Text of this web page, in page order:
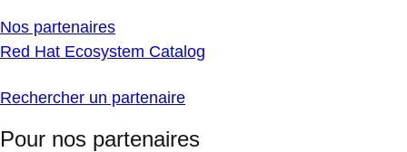
Nos partenaires
Red Hat Ecosystem Catalog
Rechercher un partenaire
Pour nos partenaires